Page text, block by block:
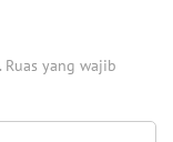
Ruas yang wajib